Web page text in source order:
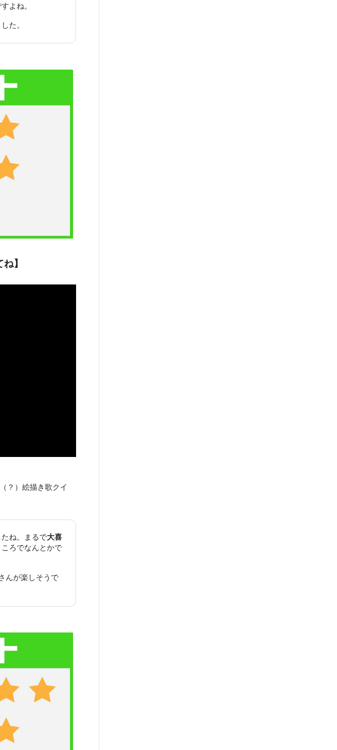
よね。
た。
】
？）絵描き歌クイ
ね。まるで大喜
ろでなんとかで
んが楽しそうで